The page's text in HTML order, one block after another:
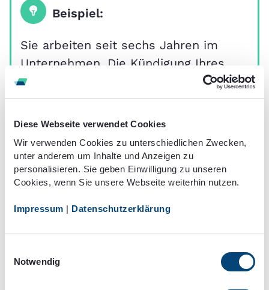
Diese Webseite verwendet Cookies
Wir verwenden Cookies zu unterschiedlichen Zwecken,
unter anderem um Inhalte und Anzeigen zu
personalisieren. Sie geben Einwilligung zu unseren
Cookies, wenn Sie unsere Webseite weiterhin nutzen.
Impressum | Datenschutzerklärung
Notwendig
Beispiel:
Sie arbeiten seit sechs Jahren im
Unternehmen. Die Kündigung Ihres
Arbeitgebers geht Ihnen am 10.05. zu.
Zwei Monate später, am 10.07., würde
die Kündigung grundsätzlich wirksam
aber erst am Ende des
Kalendermonats entfalten, sodass Ihr
Arbeitsverhältnis am 31.07. endet.
622 Abs.3 BGB